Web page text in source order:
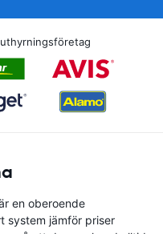
en oberoende
system jämför priser